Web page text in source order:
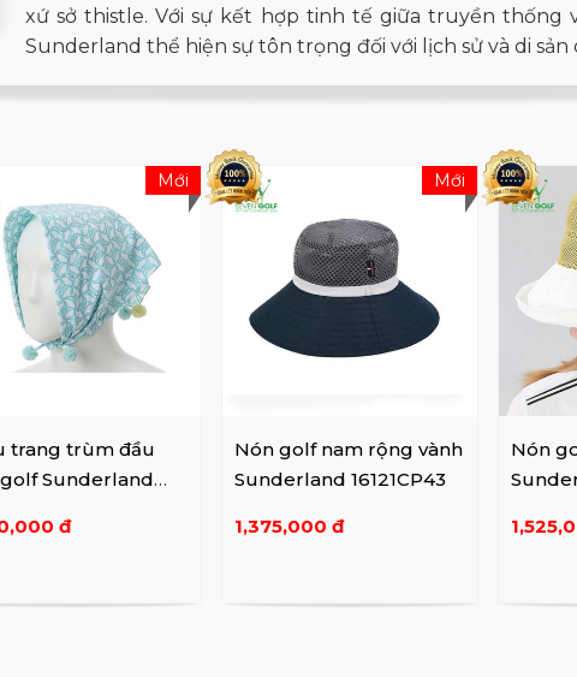
xứ sở thistle. Với sự kết hợp tinh tế giữa truyền thống
Sunderland thể hiện sự tôn trọng đối với lịch sử và di sản
trang trùm đầu
Sunderland
đ
Mới
Nón golf nam rộng vành
Sunderland 16121CP43
1,375,000 đ
Mới
Nón